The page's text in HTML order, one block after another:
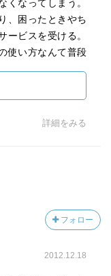
くなってしまう。
、困ったときやち
ービスを受ける。
使い方なんて普段
詳細をみる
フォロー
2012.12.18